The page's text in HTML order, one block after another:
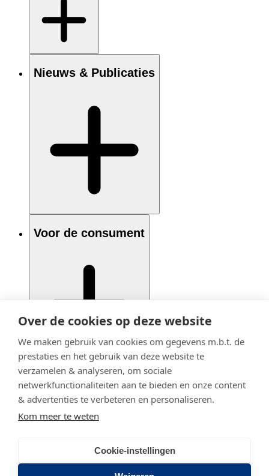
Over de cookies op deze website
We maken gebruik van cookies om gegevens m.b.t. de
prestaties en het gebruik van deze website te
verzamelen & analyseren, om sociale
netwerkfunctionaliteiten aan te bieden en onze content
& advertenties te verbeteren en personaliseren.
Kom meer te weten
Cookie-instellingen
Nieuws & Publicaties
Voor de consument